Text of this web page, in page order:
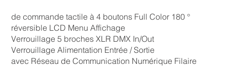
de commande tactile à 4 boutons Full Color 180 °
réversible LCD Menu Affichage
Verrouillage 5 broches XLR DMX In/Out
Verrouillage Alimentation Entrée / Sortie
avec Réseau de Communication Numérique Filaire